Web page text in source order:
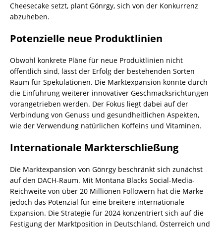
Cheesecake setzt, plant Gönrgy, sich von der Konkurrenz
abzuheben.
Potenzielle neue Produktlinien
Obwohl konkrete Pläne für neue Produktlinien nicht
öffentlich sind, lässt der Erfolg der bestehenden Sorten
Raum für Spekulationen. Die Marktexpansion könnte durch
die Einführung weiterer innovativer Geschmacksrichtungen
vorangetrieben werden. Der Fokus liegt dabei auf der
Verbindung von Genuss und gesundheitlichen Aspekten,
wie der Verwendung natürlichen Koffeins und Vitaminen.
Internationale Markterschließung
Die Marktexpansion von Gönrgy beschränkt sich zunächst
auf den DACH-Raum. Mit Montana Blacks Social-Media-
Reichweite von über 20 Millionen Followern hat die Marke
jedoch das Potenzial für eine breitere internationale
Expansion. Die Strategie für 2024 konzentriert sich auf die
Festigung der Marktposition in Deutschland, Österreich und